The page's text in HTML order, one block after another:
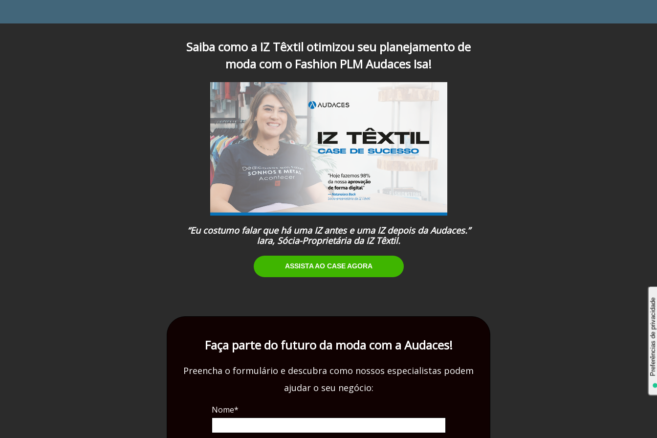
Saiba como a IZ Têxtil otimizou seu planejamento de
moda com o Fashion PLM Audaces Isa!
“Eu costumo falar que há uma IZ antes e uma IZ depois da Audaces.”
Iara, Sócia-Proprietária da IZ Têxtil.
ASSISTA AO CASE AGORA
Faça parte do futuro da moda com a Audaces!
Preencha o formulário e descubra como nossos especialistas podem
ajudar o seu negócio:
Nome*